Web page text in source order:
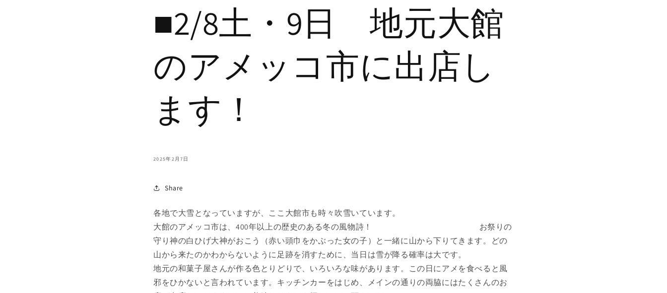
■2/8土・9日 地元大館
のアメッコ市に出店し
ます！
2025年2月7日
Share
各地で大雪となっていますが、ここ大館市も時々吹雪いています。
大館のアメッコ市は、400年以上の歴史のある冬の風物詩！ お祭りの
守り神の白ひげ大神がおこう（赤い頭巾をかぶった女の子）と一緒に山から下りてきます。どの
山から来たのかわからないように足跡を消すために、当日は雪が降る確率は大です。
地元の和菓子屋さんが作る色とりどりで、いろいろな味があります。この日にアメを食べると風
邪をひかないと言われています。キッチンカーをはじめ、メインの通りの両脇にはたくさんのお